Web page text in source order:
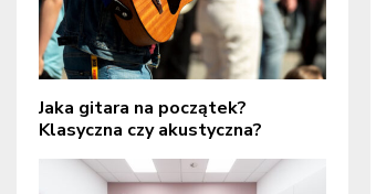
Jaka gitara na początek?
Klasyczna czy akustyczna?